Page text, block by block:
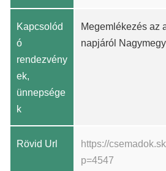
Kapcsolód
ó
rendezvény
ek,
ünnepsége
k
Megemlékezés az
napjáról
Rövid Url
https://
p=4547